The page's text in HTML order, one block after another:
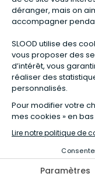
Matelas naturels⋅
en bois⋅
Calendrier de l’Avent
dans la fiche produit.
**Valable sur les